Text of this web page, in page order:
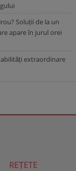
Soluții de la un
apare în jurul orei
extraordinare
REȚETE